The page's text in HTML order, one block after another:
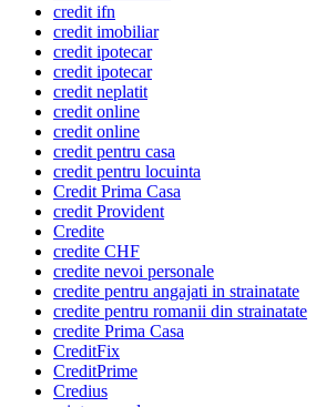
credit ifn
credit imobiliar
credit ipotecar
credit ipotecar
credit neplatit
credit online
credit online
credit pentru casa
credit pentru locuinta
Credit Prima Casa
credit Provident
Credite
credite CHF
credite nevoi personale
credite pentru angajati in strainatate
credite pentru romanii din strainatate
credite Prima Casa
CreditFix
CreditPrime
Credius